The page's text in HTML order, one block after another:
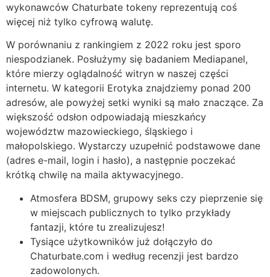
wykonawców Chaturbate tokeny reprezentują coś
więcej niż tylko cyfrową walutę.
W porównaniu z rankingiem z 2022 roku jest sporo
niespodzianek. Posłużymy się badaniem Mediapanel,
które mierzy oglądalność witryn w naszej części
internetu. W kategorii Erotyka znajdziemy ponad 200
adresów, ale powyżej setki wyniki są mało znaczące. Za
większość odsłon odpowiadają mieszkańcy
województw mazowieckiego, śląskiego i
małopolskiego. Wystarczy uzupełnić podstawowe dane
(adres e-mail, login i hasło), a następnie poczekać
krótką chwilę na maila aktywacyjnego.
Atmosfera BDSM, grupowy seks czy pieprzenie się
w miejscach publicznych to tylko przykłady
fantazji, które tu zrealizujesz!
Tysiące użytkowników już dołączyło do
Chaturbate.com i według recenzji jest bardzo
zadowolonych.